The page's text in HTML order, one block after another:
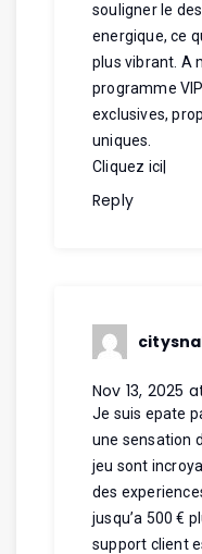
souligner le
energique, ce
plus vibrant. A
programme
exclusives,
uniques.
Cliquez ici
Reply
Nov 13, 2025
Je suis epate
une sensation
jeu sont
des
jusqu’a 500 €
support client